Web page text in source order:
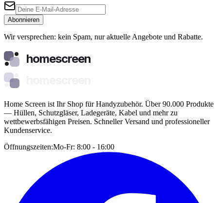
Abonnieren
Wir versprechen: kein Spam, nur aktuelle Angebote und Rabatte.
homescreen
Home Screen ist Ihr Shop für Handyzubehör. Über 90.000 Produkte
— Hüllen, Schutzgläser, Ladegeräte, Kabel und mehr zu
wettbewerbsfähigen Preisen. Schneller Versand und professioneller
Kundenservice.
Öffnungszeiten:Mo-Fr: 8:00 - 16:00